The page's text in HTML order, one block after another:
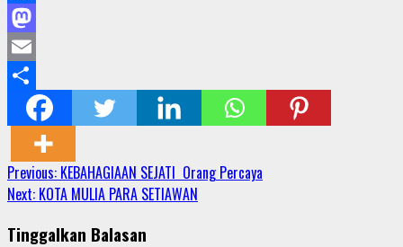
Facebook
Mastodon
Email
Share
Continue
Reading
Previous: KEBAHAGIAAN SEJATI Orang Percaya
Next: KOTA MULIA PARA SETIAWAN
Tinggalkan Balasan